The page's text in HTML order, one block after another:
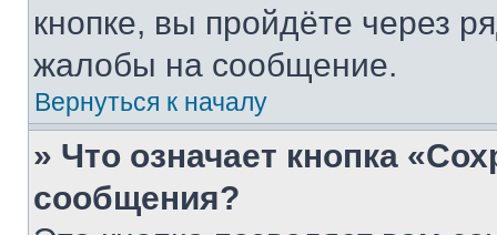
кнопке, вы пройдёте через
жалобы на сообщение.
Вернуться к началу
» Что означает кнопка
сообщения?